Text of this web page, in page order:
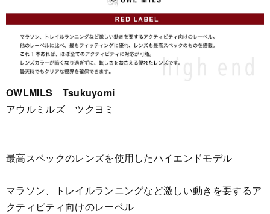
OWLMILS Tsukuyomi
アウルミルズ ツクヨミ
最高スペックのレンズを使用したハイエンドモデル
マラソン、トレイルランニングなど激しい動きを要するア
クティビティ向けのレーベル